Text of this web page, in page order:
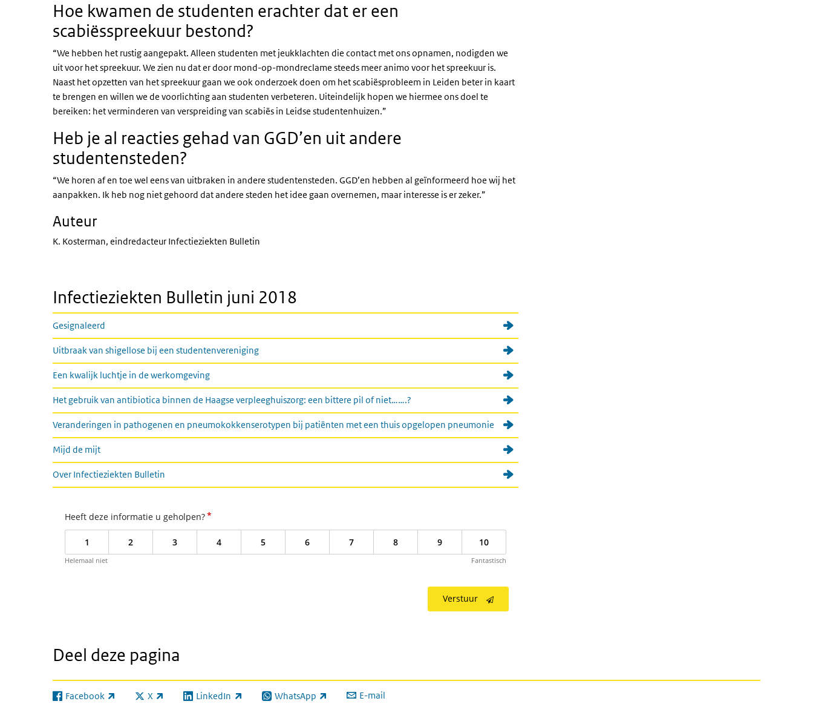
Hoe kwamen de studenten erachter dat er een
scabiësspreekuur bestond?
“We hebben het rustig aangepakt. Alleen studenten met jeukklachten die contact met ons opnamen, nodigden we
uit voor het spreekuur. We zien nu dat er door mond-op-mondreclame steeds meer animo voor het spreekuur is.
Naast het opzetten van het spreekuur gaan we ook onderzoek doen om het scabiësprobleem in Leiden beter in kaart
te brengen en willen we de voorlichting aan studenten verbeteren. Uiteindelijk hopen we hiermee ons doel te
bereiken: het verminderen van verspreiding van scabiës in Leidse studentenhuizen.”
Heb je al reacties gehad van GGD’en uit andere
studentensteden?
“We horen af en toe wel eens van uitbraken in andere studentensteden. GGD’en hebben al geïnformeerd hoe wij het
aanpakken. Ik heb nog niet gehoord dat andere steden het idee gaan overnemen, maar interesse is er zeker.”
Auteur
K. Kosterman, eindredacteur Infectieziekten Bulletin
Infectieziekten Bulletin juni 2018
Gesignaleerd
Uitbraak van shigellose bij een studentenvereniging
Een kwalijk luchtje in de werkomgeving
Het gebruik van antibiotica binnen de Haagse verpleeghuiszorg: een bittere pil of niet…….?
Veranderingen in pathogenen en pneumokokkenserotypen bij patiënten met een thuis opgelopen pneumonie
Mijd de mijt
Over Infectieziekten Bulletin
Heeft deze informatie u geholpen?*
1 2 3 4 5 6 7 8 9 10
Helemaal niet Fantastisch
Verstuur
Deel deze pagina
Facebook
(externe link) X
(externe link) LinkedIn
(externe link) WhatsApp
(externe link) E-mail